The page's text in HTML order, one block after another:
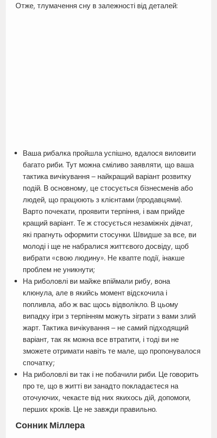
Отже, тлумачення сну в залежності від деталей:
Ваша рибалка пройшла успішно, вдалося виловити
багато риби. Тут можна сміливо заявляти, що ваша
тактика вичікування – найкращий варіант розвитку
подій. В основному, це стосується бізнесменів або
людей, що працюють з клієнтами (продавцями).
Варто почекати, проявити терпіння, і вам прийде
кращий варіант. Те ж стосується незаміжніх дівчат,
які прагнуть оформити стосунки. Швидше за все, ви
молоді і ще не набралися життєвого досвіду, щоб
вибрати «свою людину». Не квапте події, інакше
проблем не уникнути;
На риболовлі ви майже впіймали рибу, вона
клюнула, але в якийсь момент відскочила і
попливла, або ж вас щось відволікло. В цьому
випадку ігри з терпінням можуть зіграти з вами злий
жарт. Тактика вичікування – не самий підходящий
варіант, так як можна все втратити, і тоді ви не
зможете отримати навіть те мале, що пропонувалося
спочатку;
На риболовлі ви так і не побачили риби. Це говорить
про те, що в житті ви занадто покладаєтеся на
оточуючих, чекаєте від них якихось дій, допомоги,
перших кроків. Це не завжди правильно.
Сонник Міллера